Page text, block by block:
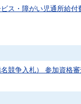
ス・障がい児通所給
競争入札） 参加資格